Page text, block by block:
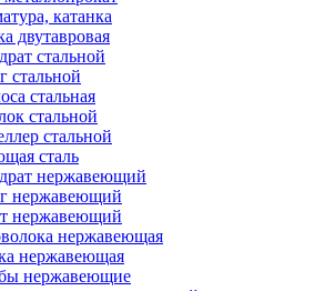
катанка
двутавровая
стальной
стальной
стальная
стальной
стальной
сталь
нержавеющий
нержавеющий
нержавеющий
нержавеющая
нержавеющая
нержавеющие